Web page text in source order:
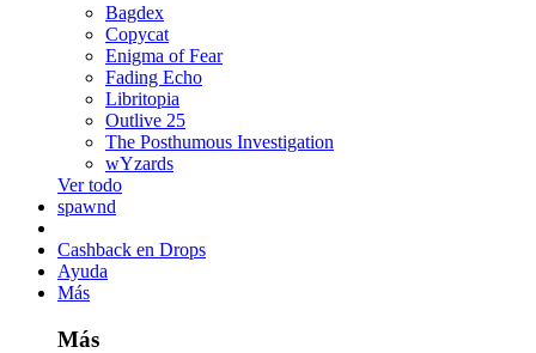
Bagdex
Copycat
Enigma of Fear
Fading Echo
Libritopia
Outlive 25
The Posthumous Investigation
wYzards
Ver todo
spawnd
Cashback en Drops
Ayuda
Más
Más